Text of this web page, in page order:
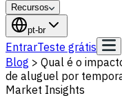
Recursos
pt-br
EntrarTeste grátis
Blog > Qual é o
de aluguel por
Market Insights